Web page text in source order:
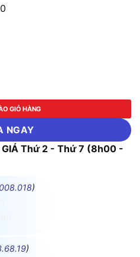
GLM 30-23 số lượng
GIỎ HÀNG
NGAY
GIÁ Thứ 2 - Thứ 7 (8h00 -
)
)